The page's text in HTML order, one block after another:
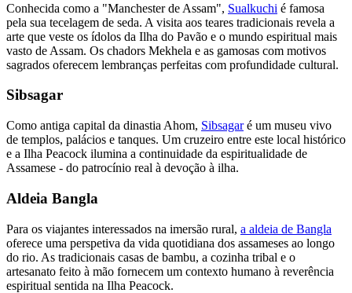
Conhecida como a "Manchester de Assam", Sualkuchi é famosa
pela sua tecelagem de seda. A visita aos teares tradicionais revela a
arte que veste os ídolos da Ilha do Pavão e o mundo espiritual mais
vasto de Assam. Os chadors Mekhela e as gamosas com motivos
sagrados oferecem lembranças perfeitas com profundidade cultural.
Sibsagar
Como antiga capital da dinastia Ahom, Sibsagaré um museu vivo
de templos, palácios e tanques. Um cruzeiro entre este local histórico
e a Ilha Peacock ilumina a continuidade da espiritualidade de
Assamese - do patrocínio real à devoção à ilha.
Aldeia Bangla
Para os viajantes interessados na imersão rural, a aldeia de Bangla
oferece uma perspetiva da vida quotidiana dos assameses ao longo
do rio. As tradicionais casas de bambu, a cozinha tribal e o
artesanato feito à mão fornecem um contexto humano à reverência
espiritual sentida na Ilha Peacock.